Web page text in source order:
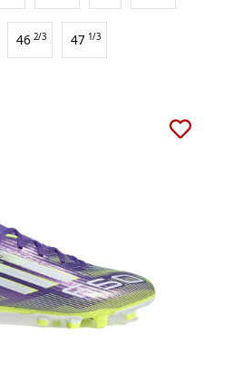
46 2/3 47 1/3